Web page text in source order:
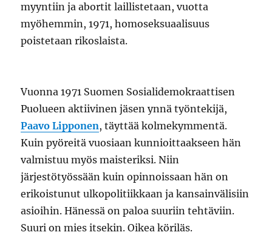
myyntiin ja abortit laillistetaan, vuotta
myöhemmin, 1971, homoseksuaalisuus
poistetaan rikoslaista.
Vuonna 1971 Suomen Sosialidemokraattisen
Puolueen aktiivinen jäsen ynnä työntekijä,
Paavo Lipponen, täyttää kolmekymmentä.
Kuin pyöreitä vuosiaan kunnioittaakseen hän
valmistuu myös maisteriksi. Niin
järjestötyössään kuin opinnoissaan hän on
erikoistunut ulkopolitiikkaan ja kansainvälisiin
asioihin. Hänessä on paloa suuriin tehtäviin.
Suuri on mies itsekin. Oikea köriläs.